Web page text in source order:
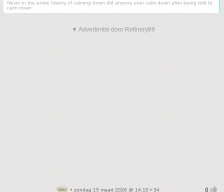
Never in the entire history of calming down did anyone ever calm down after being told to
calm down.
▼ Advertentie door Refinery89
• zondag 15 maart 2026 @ 14:10 • 34